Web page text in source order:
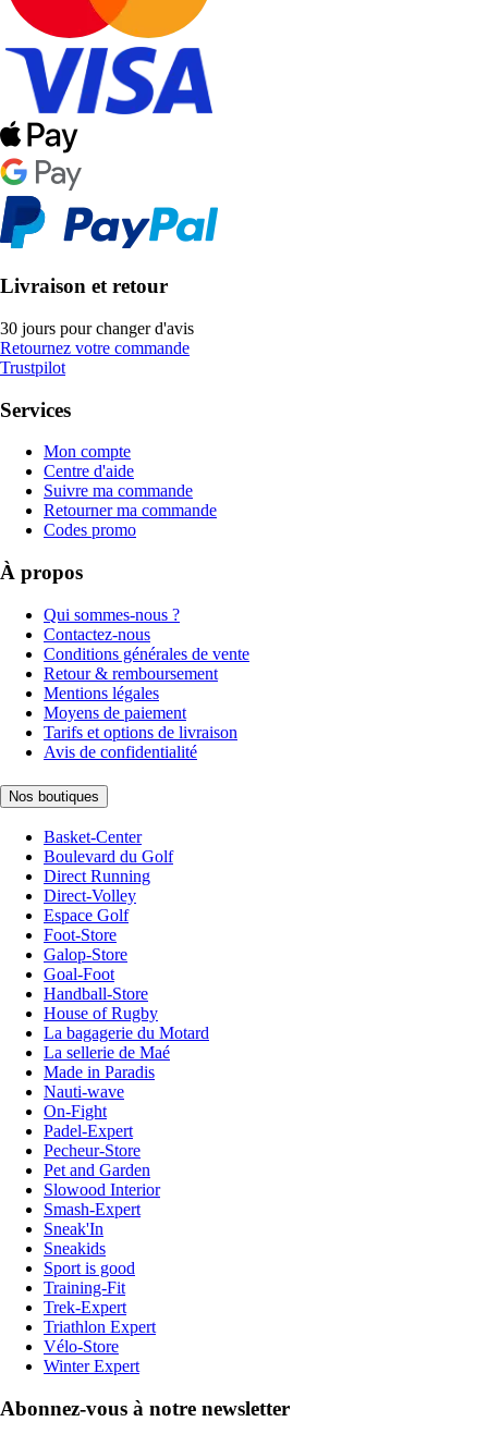
Livraison et retour
30 jours pour changer d'avis
Retournez votre commande
Trustpilot
Services
Mon compte
Centre d'aide
Suivre ma commande
Retourner ma commande
Codes promo
À propos
Qui sommes-nous ?
Contactez-nous
Conditions générales de vente
Retour & remboursement
Mentions légales
Moyens de paiement
Tarifs et options de livraison
Avis de confidentialité
Nos boutiques
Basket-Center
Boulevard du Golf
Direct Running
Direct-Volley
Espace Golf
Foot-Store
Galop-Store
Goal-Foot
Handball-Store
House of Rugby
La bagagerie du Motard
La sellerie de Maé
Made in Paradis
Nauti-wave
On-Fight
Padel-Expert
Pecheur-Store
Pet and Garden
Slowood Interior
Smash-Expert
Sneak'In
Sneakids
Sport is good
Training-Fit
Trek-Expert
Triathlon Expert
Vélo-Store
Winter Expert
Abonnez-vous à notre newsletter